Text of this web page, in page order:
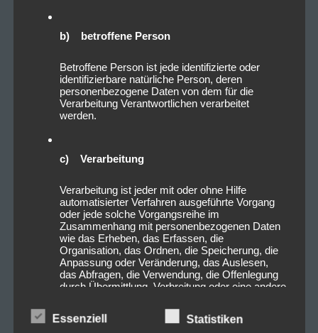
b) betroffene Person
Betroffene Person ist jede identifizierte oder
identifizierbare natürliche Person, deren
personenbezogene Daten von dem für die
Verarbeitung Verantwortlichen verarbeitet
werden.
c) Verarbeitung
Verarbeitung ist jeder mit oder ohne Hilfe
automatisierter Verfahren ausgeführte Vorgang
oder jede solche Vorgangsreihe im
Zusammenhang mit personenbezogenen Daten
wie das Erheben, das Erfassen, die
Organisation, das Ordnen, die Speicherung, die
Anpassung oder Veränderung, das Auslesen,
das Abfragen, die Verwendung, die Offenlegung
durch Übermittlung, Verbreitung oder eine andere
Verknüpfung, die Einschränkung, das Löschen
oder die Vernichtung.
Essenziell Statistiken